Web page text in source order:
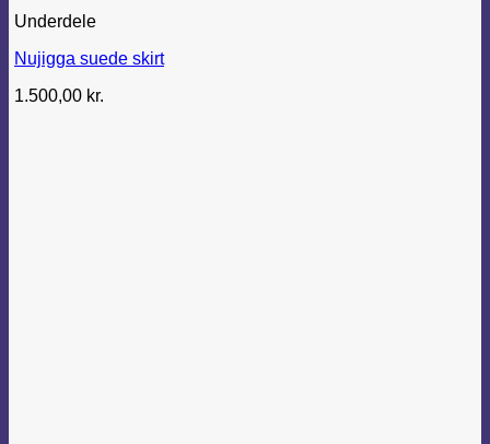
Underdele
Nujigga suede skirt
1.500,00 kr.